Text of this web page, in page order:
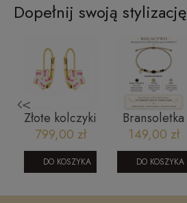
Dopełnij swoją stylizację
<
Złote kolczyki
angielskie dla
dziewczynki
1205202328
799,00 zł
DO KOSZYKA
Bransoletka
na szczęście:
Bogactwo
czarny
turmalin,
cyrtyn, piryt
149,00 zł
DO KOSZYKA